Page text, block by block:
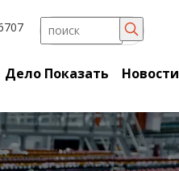
Дело Показать Новости